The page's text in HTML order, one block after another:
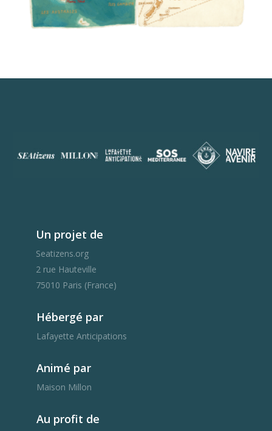
Un projet de
Seatizens.org
2 rue Hauteville
75010 Paris (France)
Hébergé par
Lafayette Anticipations
Animé par
Maison Millon
Au profit de